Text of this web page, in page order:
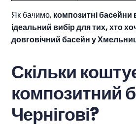
Як бачимо, композитні басейни
ідеальний вибір для тих, хто
довговічний басейн у
Скільки
композитний
Чернігові?